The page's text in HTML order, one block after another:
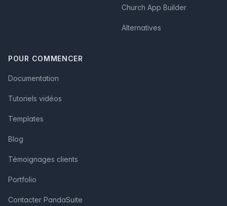
Church App Builder
Alternatives
POUR COMMENCER
Documentation
Tutoriels vidéos
Templates
Blog
Témoignages clients
Portfolio
Contacter PandaSuite